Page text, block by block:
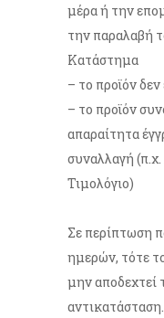
μέρα ή την
την παραλαβή
Κατάστημα
– το προϊόν δεν
– το προϊόν
απαραίτητα
συναλλαγή
Τιμολόγιο)
Σε περίπτωση
ημερών, τότε
μην αποδεχτεί
αντικατάσταση.